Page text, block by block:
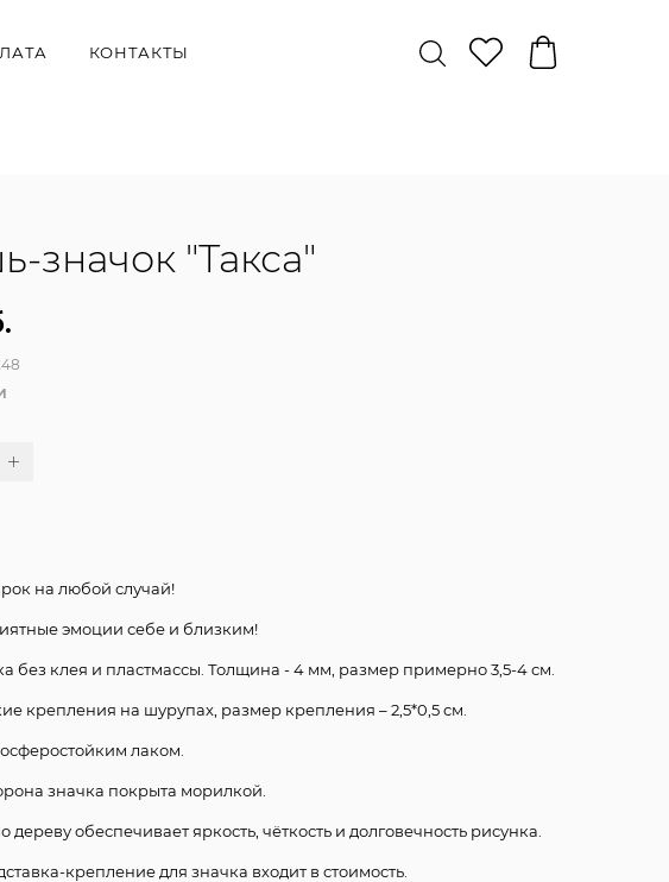
КОНТАКТЫ
значок "Такса"
на любой случай!
эмоции себе и близким!
без клея и пластмассы. Толщина - 4 мм, размер примерно 3,5-4 см.
крепления на шурупах, размер крепления – 2,5*0,5 см.
лаком.
значка покрыта морилкой.
дереву обеспечивает яркость, чёткость и долговечность рисунка.
крепление для значка входит в стоимость.